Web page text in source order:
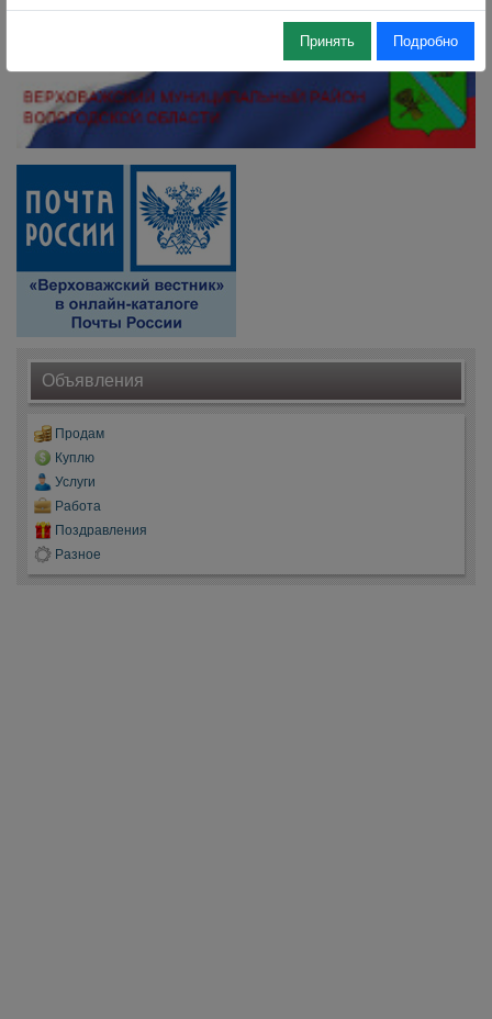
Объявления
Продам
Куплю
Услуги
Работа
Поздравления
Разное
Принять Подробно